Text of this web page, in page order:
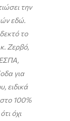
την
εδώ.
το
Ζερβό,
για
ειδικά
100%
όχι